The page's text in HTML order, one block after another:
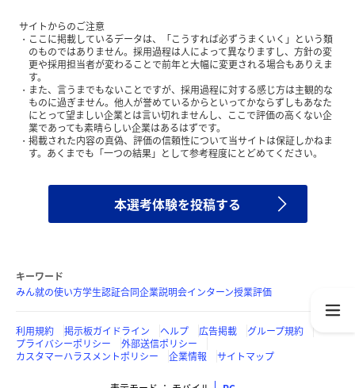
サイトからのご注意
ここに掲載しているデータは、「こうすれば必ずうまくいく」という類
のものではありません。採用過程は人によって異なりますし、方針の変
更や採用担当者が変わることで前年と大幅に変更される場合もありえま
す。
また、言うまでもないことですが、採用過程に対する感じ方は主観的な
ものに過ぎません。他人が誉めているからといってかならずしもあなた
にとって望ましい企業とは言い切れませんし、ここで評価の高くない企
業であっても素晴らしい企業はあるはずです。
掲載された内容の真偽、評価の信頼性について当サイトは保証しかねま
す。あくまでも「一つの結果」として参考程度にとどめてください。
本選考体験を投稿する
キーワード
みん就の使い方学生認証合同企業説明会インターン授業評価
利用規約 掲示板ガイドライン ヘルプ 広告掲載
グループ規約
プライバシーポリシー
外部送信ポリシー
カスタマーハラスメントポリシー
企業情報 サイトマップ